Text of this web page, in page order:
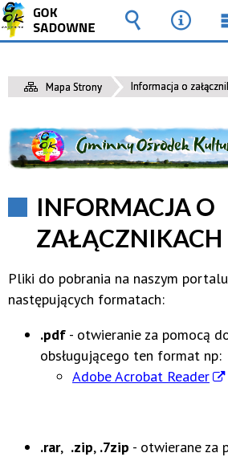
Mapa Strony Informacja o
INFORMACJA O
ZAŁĄCZNIKACH
Pliki do pobrania na naszym
następujących formatach:
.pdf - otwieranie za pomocą
obsługującego ten format np:
Adobe Acrobat Reader
.rar, .zip, .7zip - otwierane za